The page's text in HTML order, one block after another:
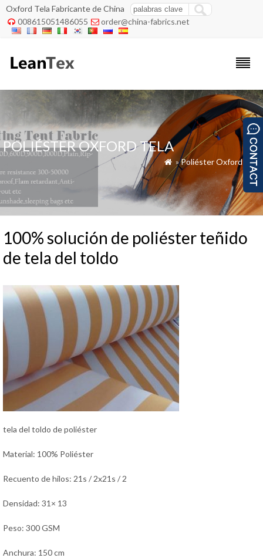
Oxford Tela Fabricante de China
 008615051486055  order@china-fabrics.net
POLIÉSTER OXFORD TELA
 »Poliéster Oxford Tela
100% solución de poliéster teñido
de tela del toldo
tela del toldo de poliéster
Material: 100% Poliéster
Recuento de hilos: 21s / 2x21s / 2
Densidad: 31× 13
Peso: 300 GSM
Anchura: 150 cm